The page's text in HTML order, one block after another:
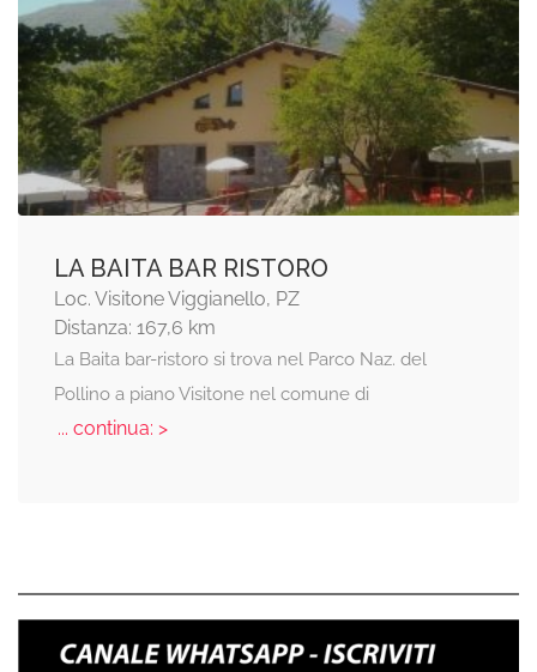
LA BAITA BAR RISTORO
Loc. Visitone Viggianello, PZ
Distanza: 167,6 km
La Baita bar-ristoro si trova nel Parco Naz. del
Pollino a piano Visitone nel comune di
... continua: >